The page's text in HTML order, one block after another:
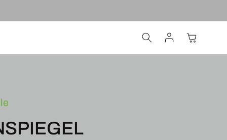
EinloggenWarenkorb